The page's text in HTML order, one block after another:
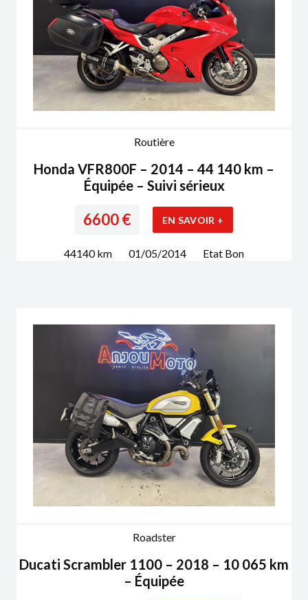
Routière
Honda VFR800F – 2014 – 44 140 km –
Équipée – Suivi sérieux
6600€ EN SAVOIR +
44140km 01/05/2014 Etat Bon
Roadster
Ducati Scrambler 1100 – 2018 – 10 065 km
– Équipée